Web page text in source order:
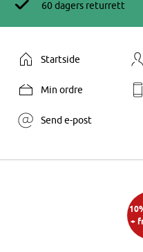
60 dagers returrett
Startside
Min ordre
Send e-post
+